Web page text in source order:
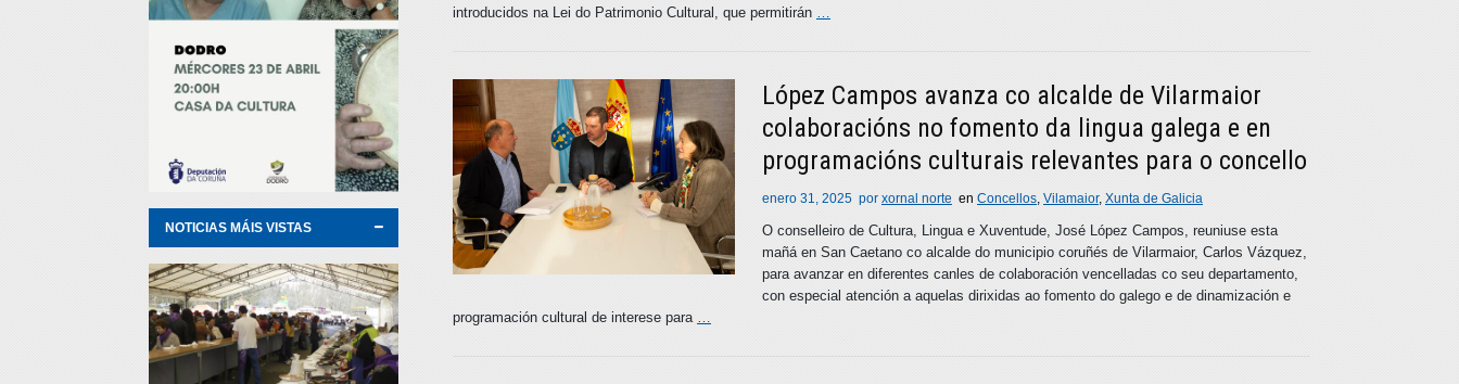
introducidos na Lei do Patrimonio Cultural, que permitirán …
López Campos avanza co alcalde de Vilarmaior
colaboracións no fomento da lingua galega e en
programacións culturais relevantes para o concello
enero 31, 2025 por xornal norte en Concellos, Vilamaior, Xunta de Galicia
O conselleiro de Cultura, Lingua e Xuventude, José López Campos, reuniuse esta
mañá en San Caetano co alcalde do municipio coruñés de Vilarmaior, Carlos Vázquez,
para avanzar en diferentes canles de colaboración vencelladas co seu departamento,
con especial atención a aquelas dirixidas ao fomento do galego e de dinamización e
programación cultural de interese para …
NOTICIAS MÁIS VISTAS